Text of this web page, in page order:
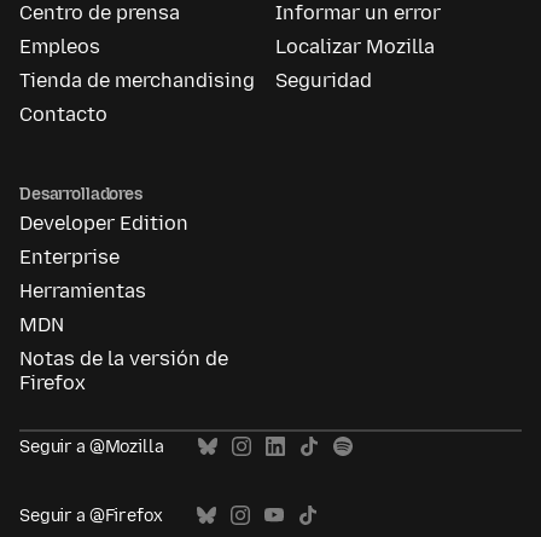
Centro de prensa
Empleos
Tienda de merchandising
Contacto
Informar un error
Localizar Mozilla
Seguridad
Desarrolladores
Developer Edition
Enterprise
Herramientas
MDN
Notas de la versión de
Firefox
Seguir a @Mozilla
Seguir a @Firefox